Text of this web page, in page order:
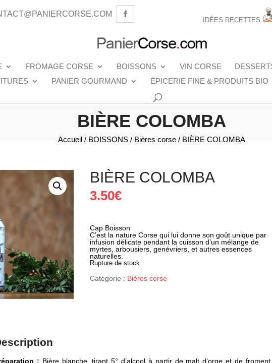
IDÉES RECETTES
FROMAGE CORSE BOISSONS VIN CORSE
PANIER GOURMAND ÉPICERIE FINE & PRODUITS BIO
BIÈRE COLOMBA
Accueil/ BOISSONS/ Bières corse/ BIÈRE COLOMBA
BIÈRE COLOMBA
3.50€
Cap Boisson
C’est la nature Corse qui lui donne son goût unique par
infusion délicate pendant la cuisson d’un mélange de
myrtes, arbousiers, genévriers, et autres essences
naturelles.
Rupture de stock
Catégorie : Bières corse
: Bière blanche, tirant 5° d’alcool à partir de malt d’orge et de froment